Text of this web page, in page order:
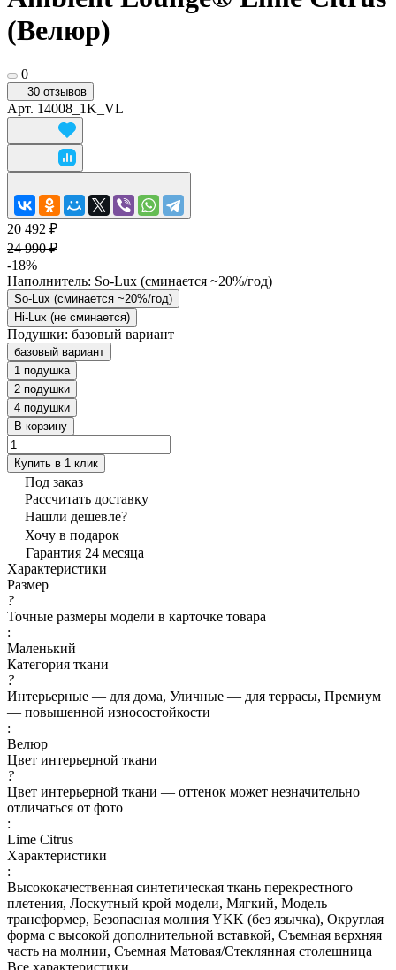
(Велюр)
0
30 отзывов
Арт. 14008_1K_VL
20 492 ₽
24 990 ₽
-18%
Наполнитель: So-Lux (cминается ~20%/год)
So-Lux (cминается ~20%/год)
Hi-Lux (не сминается)
Подушки: базовый вариант
базовый вариант
1 подушка
2 подушки
4 подушки
В корзину
Купить в 1 клик
Под заказ
Рассчитать доставку
Нашли дешевле?
Хочу в подарок
Гарантия 24 месяца
Характеристики
Размер
?
Точные размеры модели в карточке товара
:
Маленький
Категория ткани
?
Интерьерные — для дома, Уличные — для террасы, Премиум
— повышенной износостойкости
:
Велюр
Цвет интерьерной ткани
?
Цвет интерьерной ткани — оттенок может незначительно
отличаться от фото
:
Lime Citrus
Характеристики
:
Высококачественная синтетическая ткань перекрестного
плетения, Лоскутный крой модели, Мягкий, Модель
трансформер, Безопасная молния YKK (без язычка), Округлая
форма с высокой дополнительной вставкой, Съемная верхняя
часть на молнии, Съемная Матовая/Стеклянная столешница
Все характеристики